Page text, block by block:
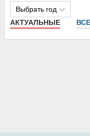
Выбрать год
АКТУАЛЬНЫЕ
ВСЕ